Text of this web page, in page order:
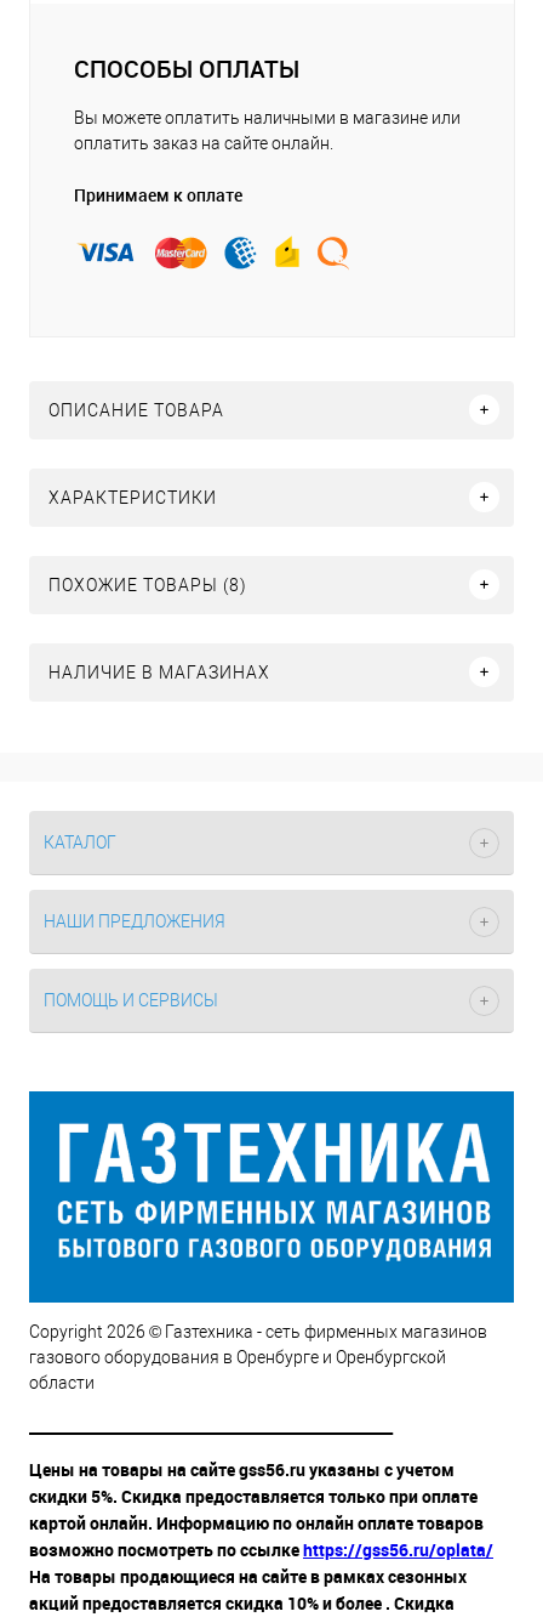
СПОСОБЫ ОПЛАТЫ
Вы можете оплатить наличными в магазине или
оплатить заказ на сайте онлайн.
Принимаем к оплате
ОПИСАНИЕ ТОВАРА
ХАРАКТЕРИСТИКИ
ПОХОЖИЕ ТОВАРЫ (8)
НАЛИЧИЕ В МАГАЗИНАХ
КАТАЛОГ
НАШИ ПРЕДЛОЖЕНИЯ
ПОМОЩЬ И СЕРВИСЫ
Copyright 2026 © Газтехника - сеть фирменных магазинов
газового оборудования в Оренбурге и Оренбургской
области
Цены на товары на сайте gss56.ru указаны с учетом
скидки 5%. Скидка предоставляется только при оплате
картой онлайн. Информацию по онлайн оплате товаров
возможно посмотреть по ссылкеhttps://gss56.ru/oplata/
На товары продающиеся на сайте в рамках сезонных
акций предоставляется скидка 10% и более . Скидка